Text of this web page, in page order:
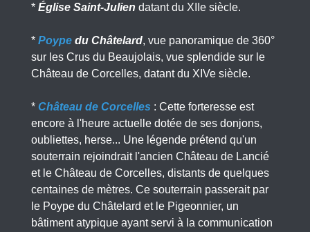
* Église Saint-Julien datant du XIIe siècle.
* Poype du Châtelard, vue panoramique de 360°
sur les Crus du Beaujolais, vue splendide sur le
Château de Corcelles, datant du XIVe siècle.
* Château de Corcelles : Cette forteresse est
encore à l'heure actuelle dotée de ses donjons,
oubliettes, herse... Une légende prétend qu'un
souterrain rejoindrait l'ancien Château de Lancié
et le Château de Corcelles, distants de quelques
centaines de mètres. Ce souterrain passerait par
le Poype du Châtelard et le Pigeonnier, un
bâtiment atypique ayant servi à la communication